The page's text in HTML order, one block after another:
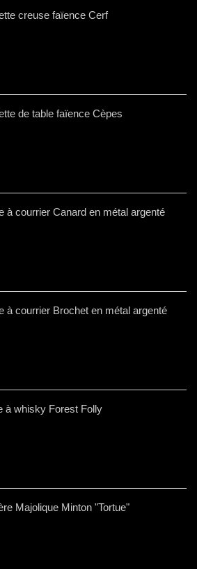
creuse faïence Cerf
de table faïence Cèpes
à courrier Canard en métal argenté
à courrier Brochet en métal argenté
à whisky Forest Folly
Majolique Minton "Tortue"